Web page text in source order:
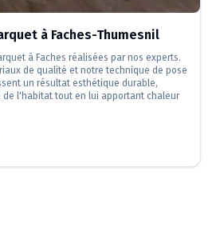
à Faches-Thumesnil
à Faches réalisées par nos experts.
de qualité et notre technique de pose
un résultat esthétique durable,
de l'habitat tout en lui apportant chaleur